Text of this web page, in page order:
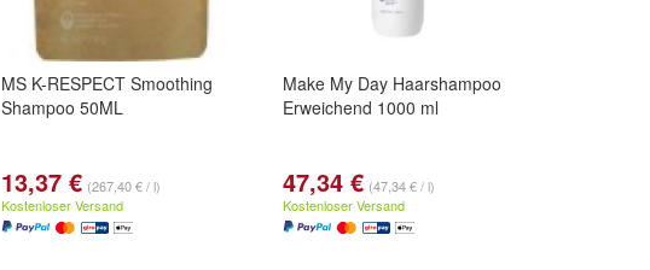
MS K-RESPECT Smoothing
Shampoo 50ML
13,37 € (267,40 € / l)
Kostenloser Versand
Make My Day Haarshampoo
Erweichend 1000 ml
47,34 € (47,34 € / l)
Kostenloser Versand